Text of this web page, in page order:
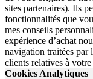
sites partenaires). Ils
fonctionnalités que
mes conseils
expérience d’achat
navigation traitées par
clients relatives à
Cookies Analytiques